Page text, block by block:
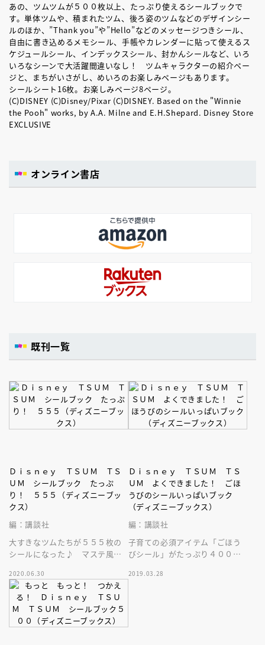
あの、ツムツムが５００枚以上、たっぷり使えるシールブックで
す。単体ツムや、積まれたツム、後ろ姿のツムなどのデザインシー
ルのほか、”Thank you”や”Hello”などのメッセージつきシール、
自由に書き込めるメモシール、手帳やカレンダーに貼って使えるス
ケジュールシール、インデックスシール、封かんシールなど、いろ
いろなシーンで大活躍間違いなし！ ツムキャラクターの紹介ペー
ジと、まちがいさがし、めいろのお楽しみページもあります。
シールシート16枚。お楽しみページ8ページ。
(C)DISNEY (C)Disney/Pixar (C)DISNEY. Based on the "Winnie
the Pooh" works, by A.A. Milne and E.H.Shepard. Disney Store
EXCLUSIVE
オンライン書店
既刊一覧
Ｄｉｓｎｅｙ ＴＳＵＭ ＴＳ
ＵＭ シールブック たっぷ
り！ ５５５（ディズニーブッ
クス）
編：講談社
大すきなツムたちが５５５枚の
シールになった♪ マステ風や
える☆ シールシート１５枚メ
モ２枚つき
2020.06.30
Ｄｉｓｎｅｙ ＴＳＵＭ ＴＳ
ＵＭ よくできました！ ごほ
うびのシールいっぱいブック
（ディズニーブックス）
編：講談社
子育ての必須アイテム「ごほう
びシール」がたっぷり４００
シールがお子さまのやる気を引
2019.03.28